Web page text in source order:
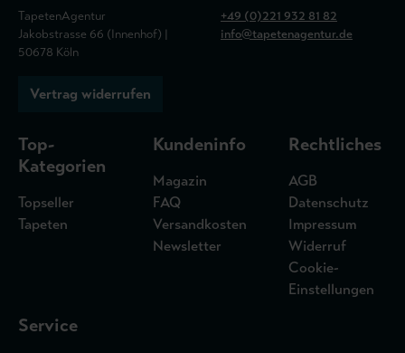
TapetenAgentur
Jakobstrasse 66 (Innenhof) |
50678 Köln
+49 (0)221 932 81 82
info@tapetenagentur.de
Vertrag widerrufen
Top-
Kategorien
Topseller
Tapeten
Kundeninfo
Magazin
FAQ
Versandkosten
Newsletter
Rechtliches
AGB
Datenschutz
Impressum
Widerruf
Cookie-
Einstellungen
Service